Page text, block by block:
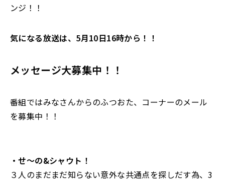
ンジ！！
気になる放送は、5月10日16時から！！
メッセージ大募集中！！
番組ではみなさんからのふつおた、コーナーのメール
を募集中！！
・せ〜の&シャウト！
３人のまだまだ知らない意外な共通点を探しだす為、3